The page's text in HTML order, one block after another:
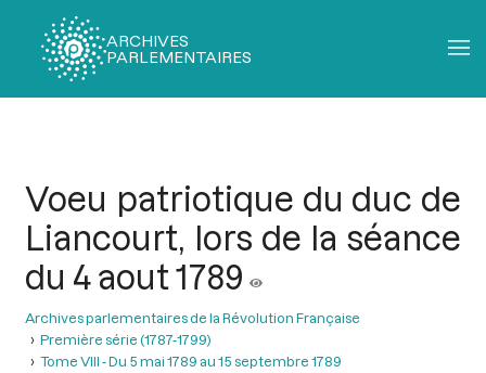
ARCHIVES
PARLEMENTAIRES
Voeu patriotique du duc de
Liancourt, lors de la séance
du 4 aout 1789
Archives parlementaires de la Révolution Française
Première série (1787-1799)
Tome VIII - Du 5 mai 1789 au 15 septembre 1789